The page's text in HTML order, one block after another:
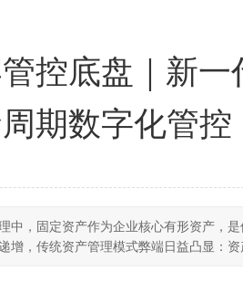
控底盘｜新一
期数字化管控
中，固定资产作为企业核心有形资产，
，传统资产管理模式弊端日益凸显：资